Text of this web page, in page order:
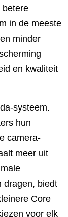
betere
in de meeste
minder
en kwaliteit
systeem.
hun
camera-
meer uit
dragen, biedt
Core
voor elk